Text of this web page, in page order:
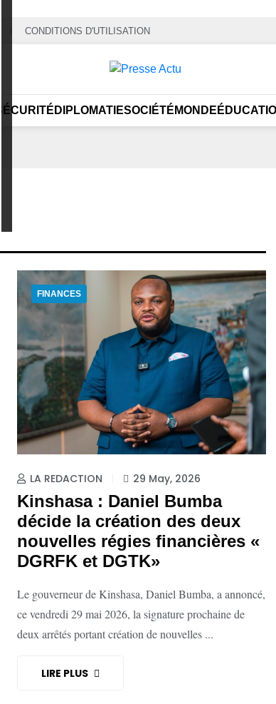
CONDITIONS D'UTILISATION
SÉCURITÉ DIPLOMATIESOCIÉTÉ MONDE
FINANCES
LA REDACTION 29 May, 2026
Kinshasa : Daniel Bumba
décide la création des deux
nouvelles régies financières «
DGRFK et DGTK»
Le gouverneur de Kinshasa, Daniel Bumba, a annoncé,
ce vendredi 29 mai 2026, la signature prochaine de
deux arrêtés portant création de nouvelles ...
LIRE PLUS